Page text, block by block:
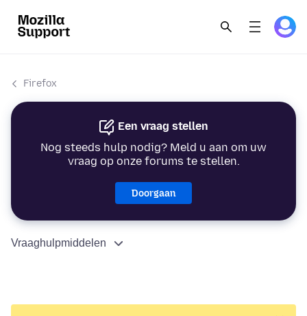
Firefox
Een vraag stellen
Nog steeds hulp nodig? Meld u aan om uw
vraag op onze forums te stellen.
Doorgaan
Vraaghulpmiddelen